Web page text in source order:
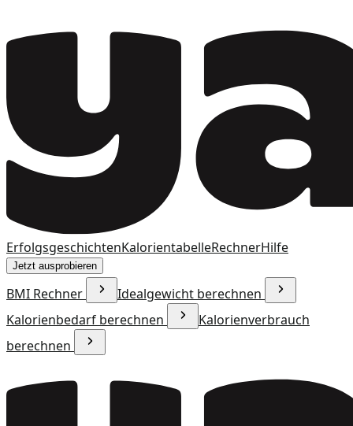
ErfolgsgeschichtenKalorientabelleRechnerHilfe
Jetzt ausprobieren
BMI Rechner
Idealgewicht berechnen
Kalorienbedarf berechnen
Kalorienverbrauch
berechnen